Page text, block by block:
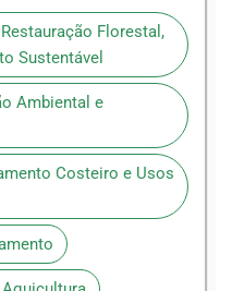
Florestal,
Sustentável
Ambiental e
Costeiro e Usos